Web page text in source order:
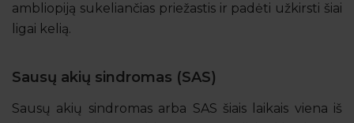
ambliopiją sukeliančias priežastis ir padėti užkirsti šiai
ligai kelią.
Sausų akių sindromas (SAS)
Sausų akių sindromas arba SAS šiais laikais viena iš